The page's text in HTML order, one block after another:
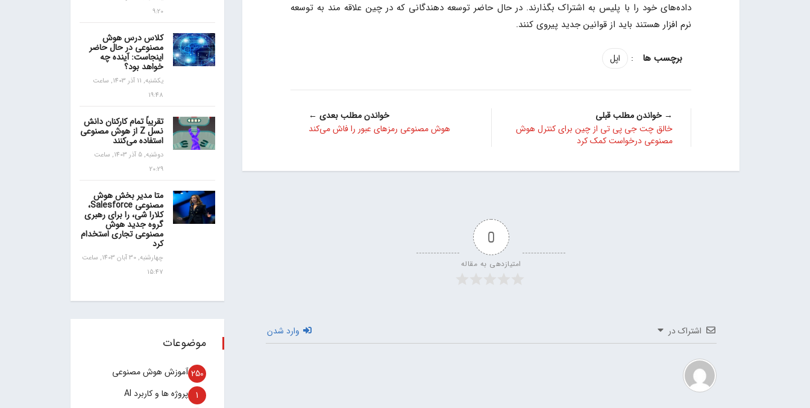
داده‌های خود را با پلیس به اشتراک بگذارند. در حال حاضر توسعه دهندگانی که در چین علاقه مند به توسعه
نرم افزار هستند باید از قوانین جدید پیروی کنند.
: اپل
→ خواندن مطلب قبلی
خالق چت جی پی تی از چین برای کنترل هوش
مصنوعی درخواست کمک کرد
خواندن مطلب بعدی ←
هوش مصنوعی رمزهای عبور را فاش می‌کند
0
امتیازدهی به مقاله
اشتراک در وارد شدن
9:20
کلاس درس هوش
مصنوعی در حال حاضر
اینجاست: آینده چه
خواهد بود؟
یکشنبه, 11 آذر 1403, ساعت
19:48
تقریباً تمام کارکنان دانش
نسل Z از هوش مصنوعی
استفاده می‌کنند
دوشنبه, 5 آذر 1403, ساعت
20:29
متا مدیر بخش هوش
مصنوعی Salesforce،
کلارا شی، را برای رهبری
گروه جدید هوش
مصنوعی تجاری استخدام
کرد
چهارشنبه, 30 آبان 1403, ساعت
15:47
موضوعات
آموزش هوش مصنوعی 250
پروژه ها و کاربرد AI 1